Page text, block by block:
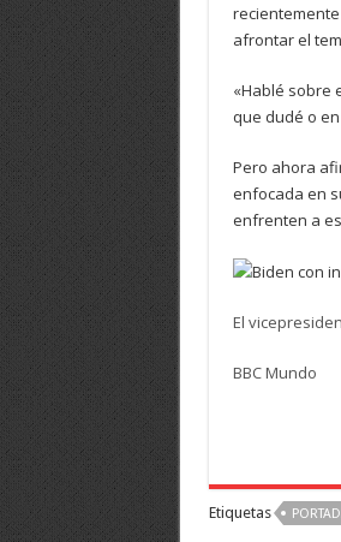
afrontar el
«Hablé sobre
que dudé o
Pero ahora
enfocada en
enfrenten a
El
BBC Mundo
Etiquetas